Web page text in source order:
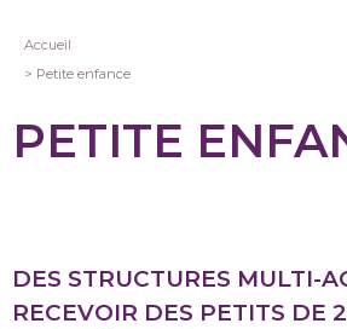
Fil
Accueil
Petite enfance
PETITE
DES STRUCTURES MULTI-
RECEVOIR DES PETITS DE